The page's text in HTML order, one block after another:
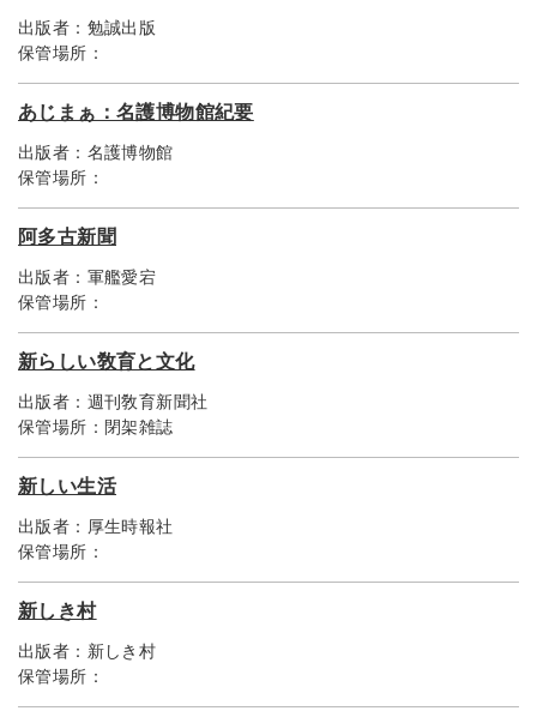
出版者： 勉誠出版
保管場所：
あじまぁ：名護博物館紀要
出版者： 名護博物館
保管場所：
阿多古新聞
出版者： 軍艦愛宕
保管場所：
新らしい敎育と文化
出版者： 週刊敎育新聞社
保管場所： 閉架雑誌
新しい生活
出版者： 厚生時報社
保管場所：
新しき村
出版者： 新しき村
保管場所：